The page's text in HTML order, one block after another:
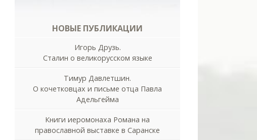
НОВЫЕ ПУБЛИКАЦИИ
Игорь Друзь.
Сталин о великорусском языке
Тимур Давлетшин.
О кочетковцах и письме отца Павла
Адельгейма
Книги иеромонаха Романа на
православной выставке в Саранске